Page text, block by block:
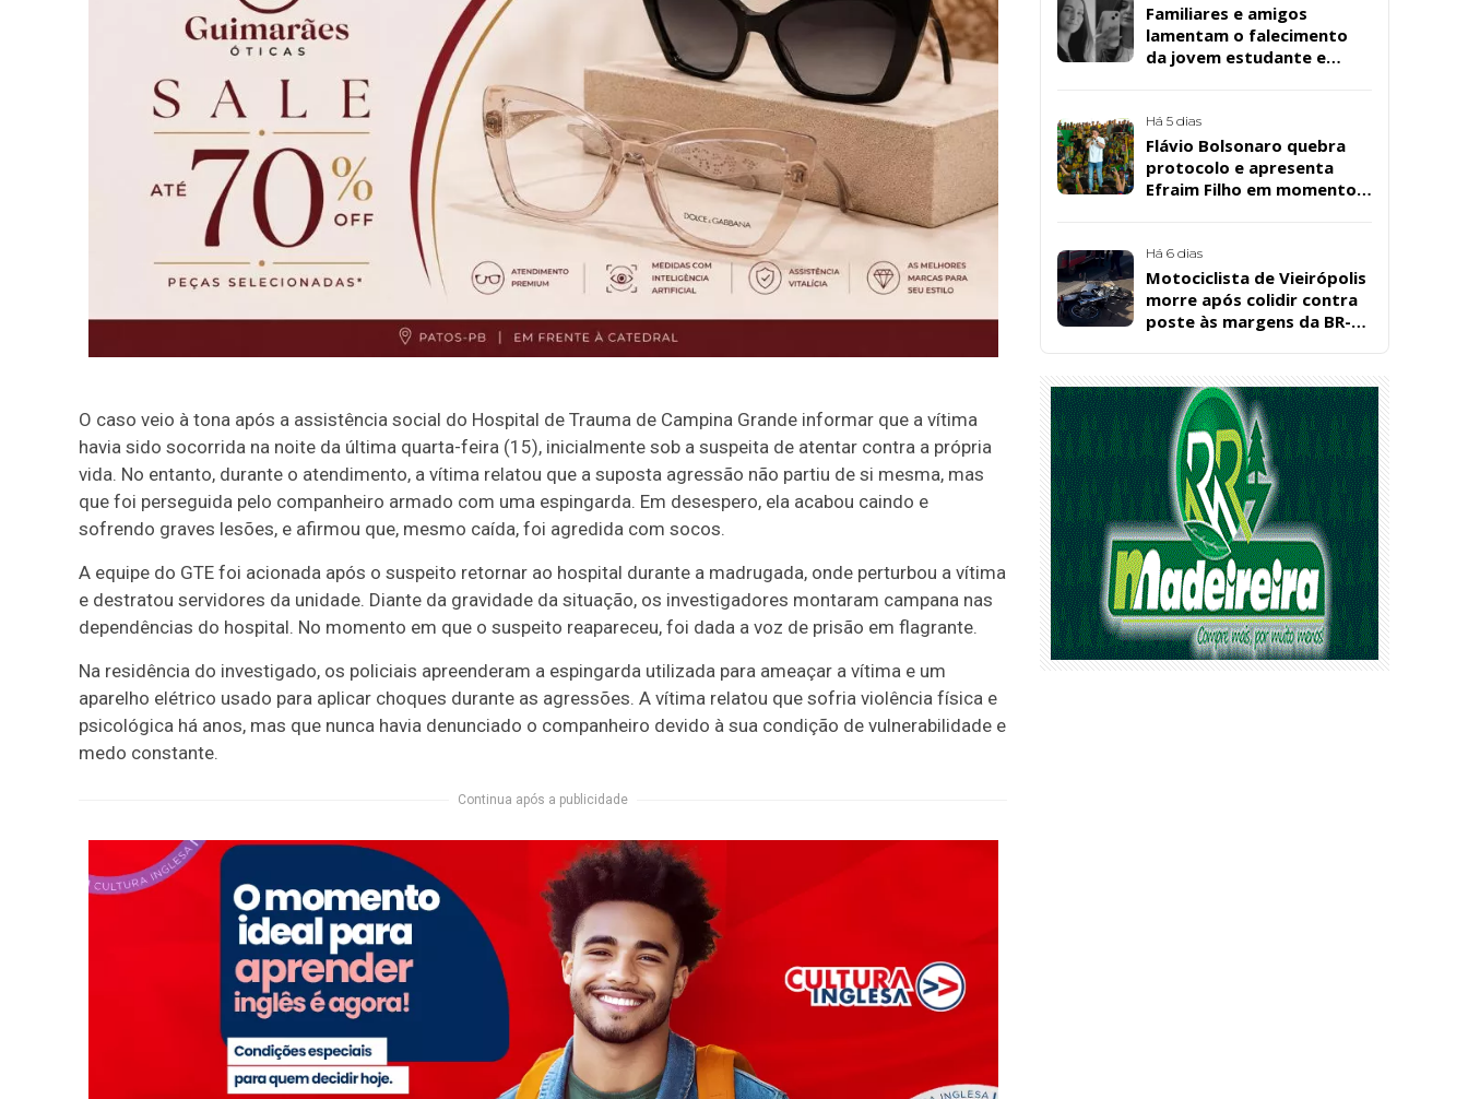
O caso veio à tona após a assistência social do Hospital de Trauma de Campina Grande informar que a vítima
havia sido socorrida na noite da última quarta-feira (15), inicialmente sob a suspeita de atentar contra a própria
vida. No entanto, durante o atendimento, a vítima relatou que a suposta agressão não partiu de si mesma, mas
que foi perseguida pelo companheiro armado com uma espingarda. Em desespero, ela acabou caindo e
sofrendo graves lesões, e afirmou que, mesmo caída, foi agredida com socos.
A equipe do GTE foi acionada após o suspeito retornar ao hospital durante a madrugada, onde perturbou a vítima
e destratou servidores da unidade. Diante da gravidade da situação, os investigadores montaram campana nas
dependências do hospital. No momento em que o suspeito reapareceu, foi dada a voz de prisão em flagrante.
Na residência do investigado, os policiais apreenderam a espingarda utilizada para ameaçar a vítima e um
aparelho elétrico usado para aplicar choques durante as agressões. A vítima relatou que sofria violência física e
psicológica há anos, mas que nunca havia denunciado o companheiro devido à sua condição de vulnerabilidade e
medo constante.
Continua após a publicidade
Familiares e amigos
lamentam o falecimento
da jovem estudante e
Santos, em Patos
Há 5 dias
Flávio Bolsonaro quebra
protocolo e apresenta
Efraim Filho em momento
Há 6 dias
Motociclista de Vieirópolis
morre após colidir contra
poste às margens da BR-